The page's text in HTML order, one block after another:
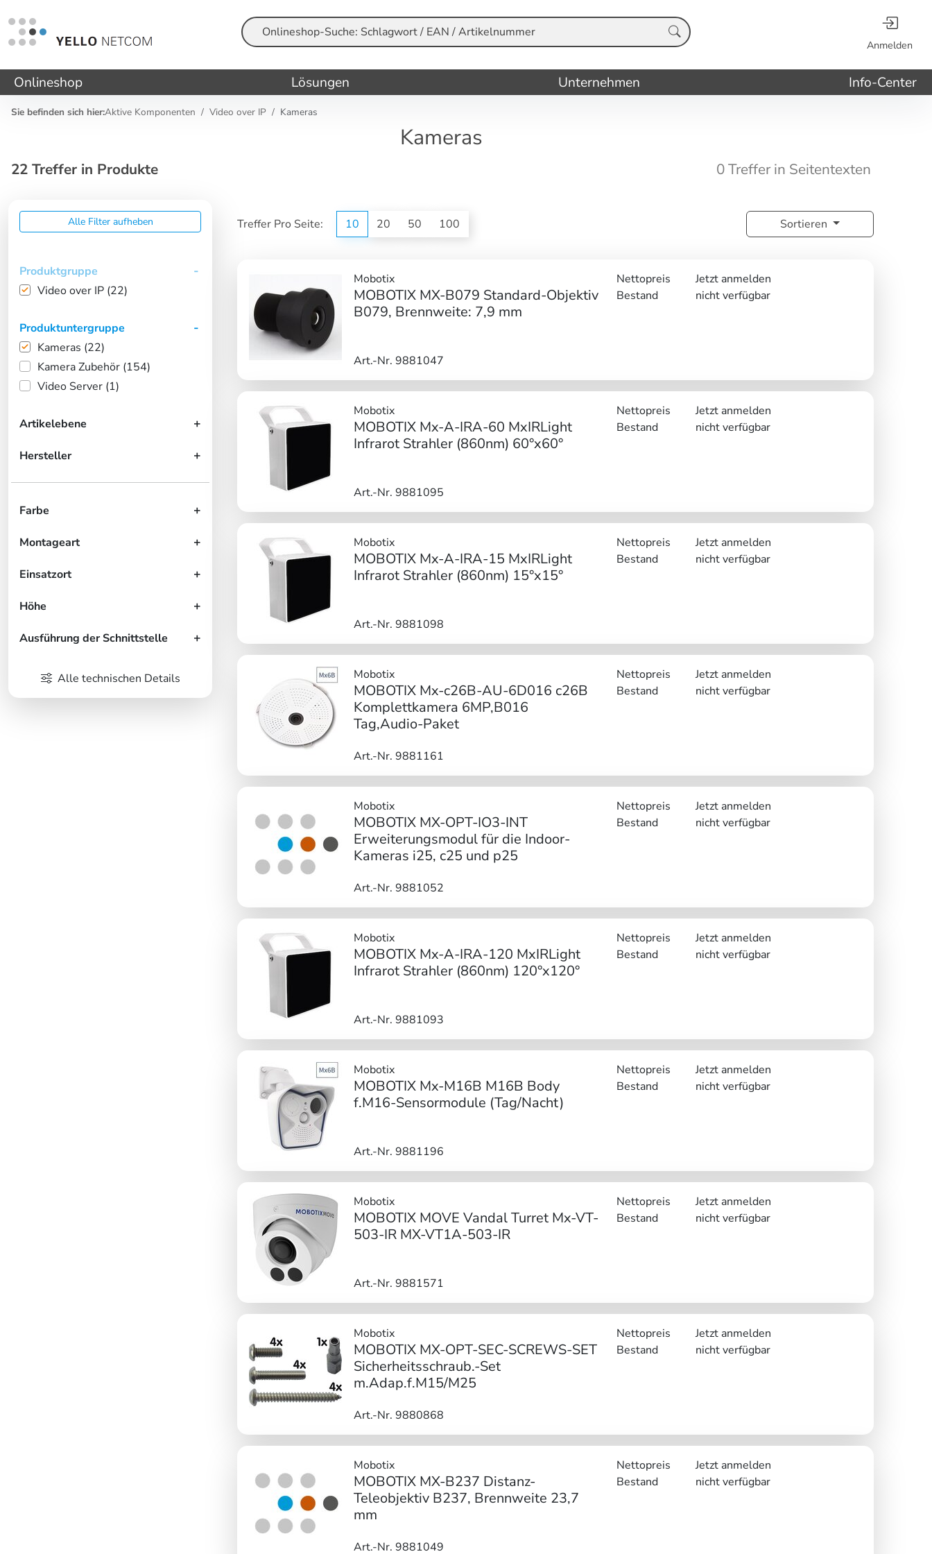
Suche Anmelden
Onlineshop Lösungen Unternehmen Info-Center
Sie befinden sich hier:Aktive Komponenten Video over IP Kameras
Kameras
22 Treffer in Produkte 0 Treffer in Seitentexten
Alle Filter aufheben
Produktgruppe
Video over IP (22)
Produktuntergruppe
Kameras (22)
Kamera Zubehör (154)
Video Server (1)
Artikelebene
Hersteller
Farbe
Montageart
Einsatzort
Höhe
Ausführung der Schnittstelle
Alle technischen Details
Treffer Pro Seite: 10 20 50 100 Sortieren
Mobotix
MOBOTIX MX-B079 Standard-Objektiv
B079, Brennweite: 7,9 mm
Art.-Nr. 9881047
Nettopreis
Jetzt anmelden
Bestand
nicht verfügbar
Mobotix
MOBOTIX Mx-A-IRA-60 MxIRLight
Infrarot Strahler (860nm) 60°x60°
Art.-Nr. 9881095
Nettopreis
Jetzt anmelden
Bestand
nicht verfügbar
Mobotix
MOBOTIX Mx-A-IRA-15 MxIRLight
Infrarot Strahler (860nm) 15°x15°
Art.-Nr. 9881098
Nettopreis
Jetzt anmelden
Bestand
nicht verfügbar
Mobotix
MOBOTIX Mx-c26B-AU-6D016 c26B
Komplettkamera 6MP,B016
Tag,Audio-Paket
Art.-Nr. 9881161
Nettopreis
Jetzt anmelden
Bestand
nicht verfügbar
Mobotix
MOBOTIX MX-OPT-IO3-INT
Erweiterungsmodul für die Indoor-
Kameras i25, c25 und p25
Art.-Nr. 9881052
Nettopreis
Jetzt anmelden
Bestand
nicht verfügbar
Mobotix
MOBOTIX Mx-A-IRA-120 MxIRLight
Infrarot Strahler (860nm) 120°x120°
Art.-Nr. 9881093
Nettopreis
Jetzt anmelden
Bestand
nicht verfügbar
Mobotix
MOBOTIX Mx-M16B M16B Body
f.M16-Sensormodule (Tag/Nacht)
Art.-Nr. 9881196
Nettopreis
Jetzt anmelden
Bestand
nicht verfügbar
Mobotix
MOBOTIX MOVE Vandal Turret Mx-VT-
503-IR MX-VT1A-503-IR
Art.-Nr. 9881571
Nettopreis
Jetzt anmelden
Bestand
nicht verfügbar
Mobotix
MOBOTIX MX-OPT-SEC-SCREWS-SET
Sicherheitsschraub.-Set
m.Adap.f.M15/M25
Art.-Nr. 9880868
Nettopreis
Jetzt anmelden
Bestand
nicht verfügbar
Mobotix
MOBOTIX MX-B237 Distanz-
Teleobjektiv B237, Brennweite 23,7
mm
Art.-Nr. 9881049
Nettopreis
Jetzt anmelden
Bestand
nicht verfügbar